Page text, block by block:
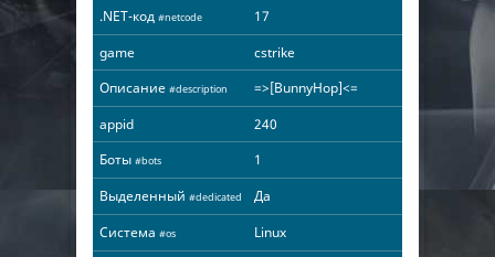
.NET-код #netcode
17
game
cstrike
Описание #description
=>[BunnyHop]<=
appid
240
Боты #bots
1
Выделенный #dedicated
Да
Система #os
Linux